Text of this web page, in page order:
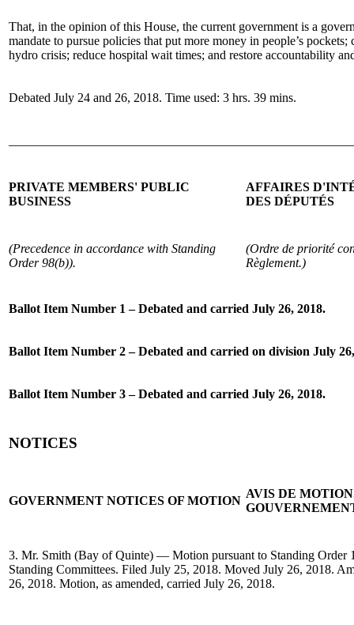
That, in the opinion of this House, the current government is a
mandate to pursue policies that put more money in people’s pockets;
hydro crisis; reduce hospital wait times; and restore accountability
Debated July 24 and 26, 2018. Time used: 3 hrs. 39 mins.
PRIVATE MEMBERS' PUBLIC
BUSINESS
AFFAIRES
DES DÉPUTÉS
(Precedence in accordance with Standing
Order 98(b)).
(Ordre de priorité
Règlement.)
Ballot Item Number 1 – Debated and carried July 26, 2018.
Ballot Item Number 2 – Debated and carried on division July
Ballot Item Number 3 – Debated and carried July 26, 2018.
NOTICES
GOVERNMENT NOTICES OF MOTION
AVIS DE
3. Mr. Smith (Bay of Quinte) — Motion pursuant to Standing Order
Standing Committees. Filed July 25, 2018. Moved July 26, 2018.
26, 2018. Motion, as amended, carried July 26, 2018.